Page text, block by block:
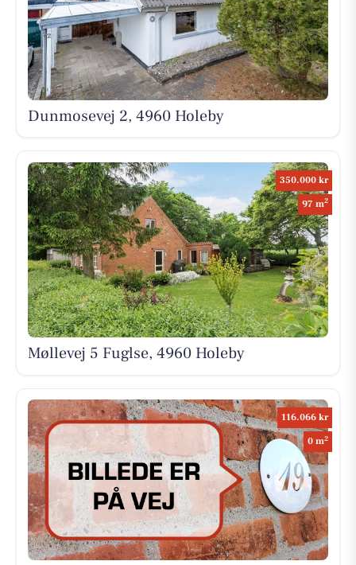
Dunmosevej 2, 4960 Holeby
350.000 kr
97 m2
Møllevej 5 Fuglse, 4960 Holeby
116.066 kr
0 m2